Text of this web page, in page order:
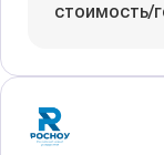
стоимость/